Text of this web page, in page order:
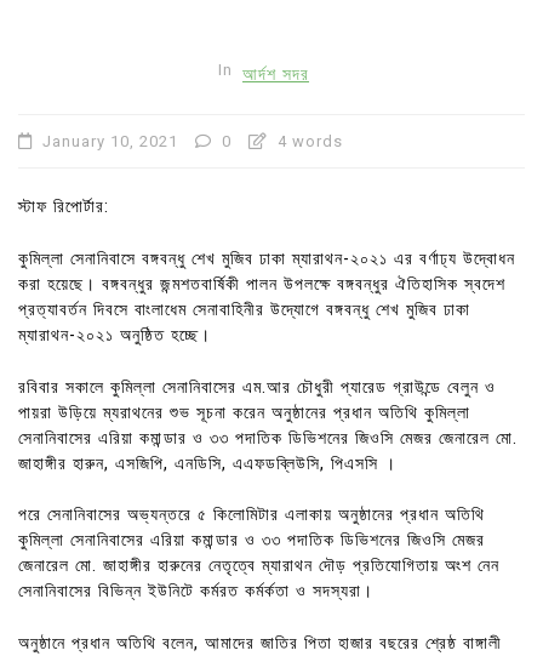
In আর্দশ সদর
January 10, 2021 0 4 words
স্টাফ রিপোর্টার:
কুমিল্লা সেনানিবাসে বঙ্গবন্ধু শেখ মুজিব ঢাকা ম্যারাথন-২০২১ এর বর্ণাঢ্য উদ্বোধন
করা হয়েছে। বঙ্গবন্ধুর জন্মশতবার্ষিকী পালন উপলক্ষে বঙ্গবন্ধুর ঐতিহাসিক স্বদেশ
প্রত্যাবর্তন দিবসে বাংলাধেম সেনাবাহিনীর উদ্যোগে বঙ্গবন্ধু শেখ মুজিব ঢাকা
ম্যারাথন-২০২১ অনুষ্ঠিত হচ্ছে।
রবিবার সকালে কুমিল্লা সেনানিবাসের এম.আর চৌধুরী প্যারেড গ্রাউন্ডে বেলুন ও
পায়রা উড়িয়ে ম্যরাথনের শুভ সূচনা করেন অনুষ্ঠানের প্রধান অতিথি কুমিল্লা
সেনানিবাসের এরিয়া কমান্ডার ও ৩৩ পদাতিক ডিভিশনের জিওসি মেজর জেনারেল মো.
জাহাঙ্গীর হারুন, এসজিপি, এনডিসি, এএফডব্লিউসি, পিএসসি ।
পরে সেনানিবাসের অভ্যন্তরে ৫ কিলোমিটার এলাকায় অনুষ্ঠানের প্রধান অতিথি
কুমিল্লা সেনানিবাসের এরিয়া কমান্ডার ও ৩৩ পদাতিক ডিভিশনের জিওসি মেজর
জেনারেল মো. জাহাঙ্গীর হারুনের নেতৃত্বে ম্যারাথন দৌড় প্রতিযোগিতায় অংশ নেন
সেনানিবাসের বিভিন্ন ইউনিটে কর্মরত কর্মর্কতা ও সদস্যরা।
অনুষ্ঠানে প্রধান অতিথি বলেন, আমাদের জাতির পিতা হাজার বছরের শ্রেষ্ঠ বাঙ্গালী